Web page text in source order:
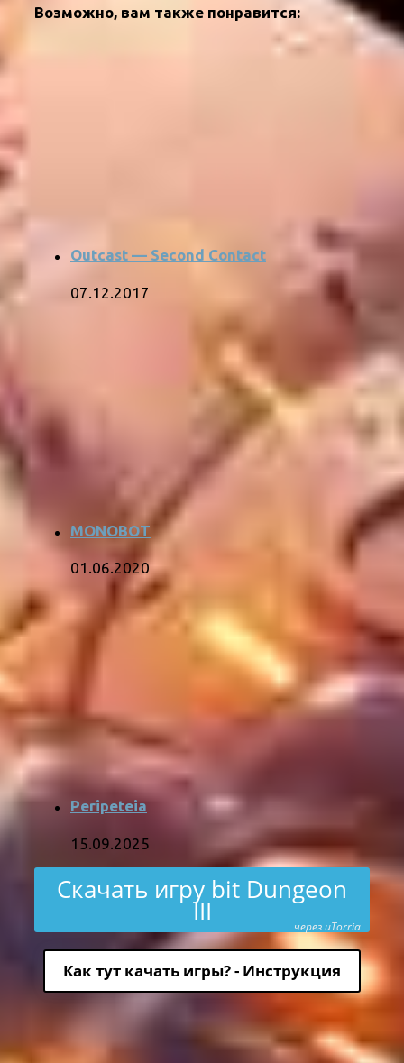
Возможно, вам также понравится:
Outcast — Second Contact
07.12.2017
MONOBOT
01.06.2020
Peripeteia
15.09.2025
Скачать игру bit Dungeon
III через uTorria
Как тут качать игры? - Инструкция